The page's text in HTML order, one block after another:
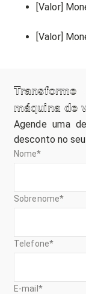
[Valor]
[Valor]
máquina de
Agende uma
desconto no
Nome*
Sobrenome*
Telefone*
E-mail*